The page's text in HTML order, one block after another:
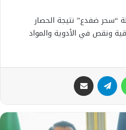
ضفدع” نتيجة الحصار
ونقص في الأدوية والمواد
واتساب تيلقرام